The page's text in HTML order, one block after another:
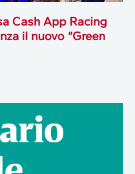
Cash App Racing
il nuovo “Green